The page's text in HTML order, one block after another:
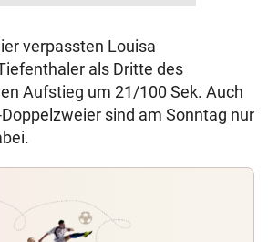
verpassten Louisa
als Dritte des
Aufstieg um 21/100 Sek. Auch
sind am Sonntag nur